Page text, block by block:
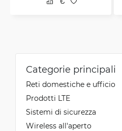
Categorie principali
Reti domestiche e ufficio
Prodotti LTE
Sistemi di sicurezza
Wireless all'aperto